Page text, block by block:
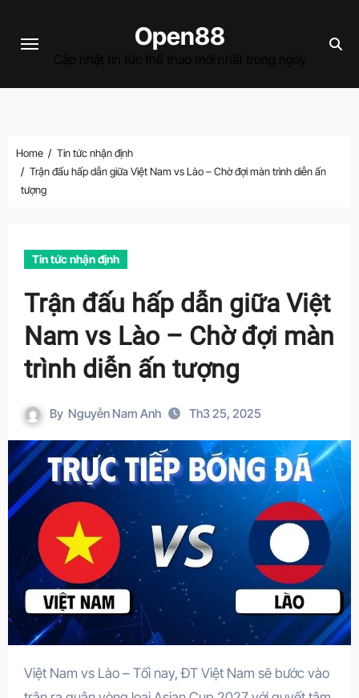
Open88
Home
Tin tức nhận định
Trận đấu hấp dẫn giữa Việt Nam vs Lào – Chờ đợi màn trình diễn ấn
tượng
Tin tức nhận định
Trận đấu hấp dẫn giữa Việt
Nam vs Lào – Chờ đợi màn
trình diễn ấn tượng
By Nguyễn Nam Anh Th3 25, 2025
Việt Nam vs Lào – Tối nay, ĐT Việt Nam sẽ bước vào